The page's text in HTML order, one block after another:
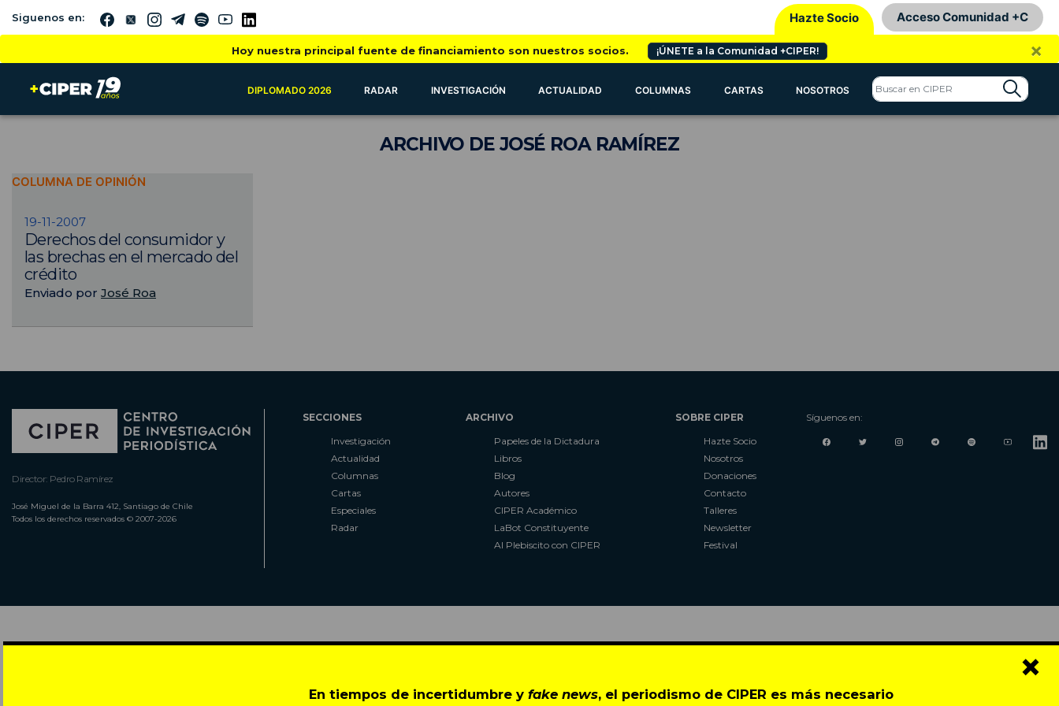
En tiempos de incertidumbre yfake news, el periodismo de CIPER es más necesario
×
Siguenos en: Hazte Socio Acceso Comunidad +C
Hoy nuestra principal fuente de financiamiento son nuestros socios. ¡ÚNETE a la Comunidad +CIPER! ×
DIPLOMADO 2026 RADAR INVESTIGACIÓN ACTUALIDAD COLUMNAS CARTAS NOSOTROS
ARCHIVO DE JOSÉ ROA RAMÍREZ
COLUMNA DE OPINIÓN
19-11-2007
Derechos del consumidor y
las brechas en el mercado del
crédito
Enviado por José Roa
Director: Pedro Ramírez
José Miguel de la Barra 412, Santiago de Chile
Todos los derechos reservados © 2007-2026
SECCIONES
Investigación
Actualidad
Columnas
Cartas
Especiales
Radar
ARCHIVO
Papeles de la Dictadura
Libros
Blog
Autores
CIPER Académico
LaBot Constituyente
Al Plebiscito con CIPER
SOBRE CIPER
Hazte Socio
Nosotros
Donaciones
Contacto
Talleres
Newsletter
Festival
Síguenos en: